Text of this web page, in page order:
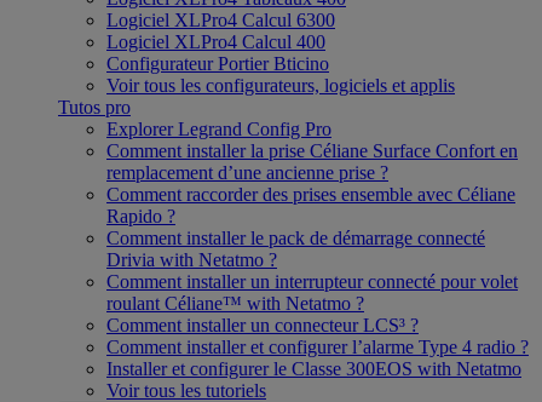
Logiciel XLPro4 Calcul 6300
Logiciel XLPro4 Calcul 400
Configurateur Portier Bticino
Voir tous les configurateurs, logiciels et applis
Tutos pro
Explorer Legrand Config Pro
Comment installer la prise Céliane Surface Confort en
remplacement d’une ancienne prise ?
Comment raccorder des prises ensemble avec Céliane
Rapido ?
Comment installer le pack de démarrage connecté
Drivia with Netatmo ?
Comment installer un interrupteur connecté pour volet
roulant Céliane™ with Netatmo ?
Comment installer un connecteur LCS³ ?
Comment installer et configurer l’alarme Type 4 radio ?
Installer et configurer le Classe 300EOS with Netatmo
Voir tous les tutoriels